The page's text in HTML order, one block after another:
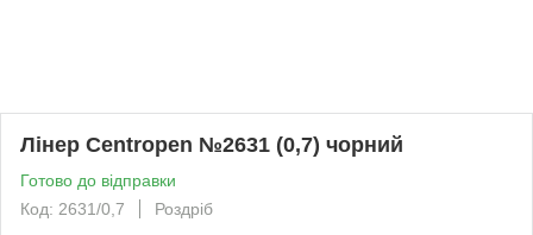
Лінер Centropen №2631 (0,7) чорний
Готово до відправки
Код: 2631/0,7
Роздріб